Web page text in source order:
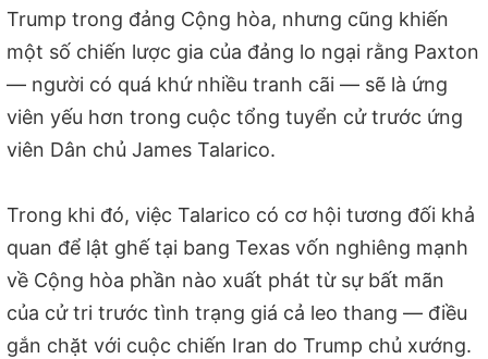
Trump trong đảng Cộng hòa, nhưng cũng khiến
một số chiến lược gia của đảng lo ngại rằng Paxton
— người có quá khứ nhiều tranh cãi — sẽ là ứng
viên yếu hơn trong cuộc tổng tuyển cử trước ứng
viên Dân chủ James Talarico.
Trong khi đó, việc Talarico có cơ hội tương đối khả
quan để lật ghế tại bang Texas vốn nghiêng mạnh
về Cộng hòa phần nào xuất phát từ sự bất mãn
của cử tri trước tình trạng giá cả leo thang — điều
gắn chặt với cuộc chiến Iran do Trump chủ xướng.